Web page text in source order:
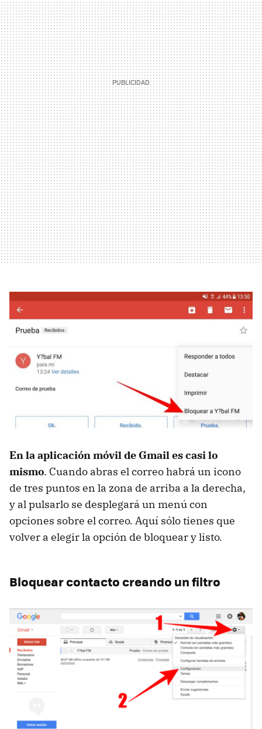
En la aplicación móvil de Gmail es casi lo
mismo. Cuando abras el correo habrá un icono
de tres puntos en la zona de arriba a la derecha,
y al pulsarlo se desplegará un menú con
opciones sobre el correo. Aquí sólo tienes que
volver a elegir la opción de bloquear y listo.
Bloquear contacto creando un filtro